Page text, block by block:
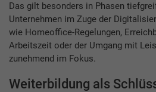
Das gilt besonders in Phasen
Unternehmen im Zuge der
wie Homeoffice-Regelungen,
Arbeitszeit oder der Umgang mit
zunehmend im Fokus.
Weiterbildung als